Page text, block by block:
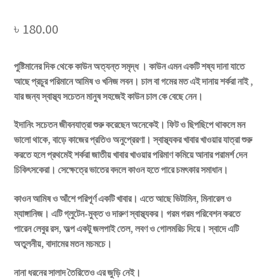
৳ 180.00
পুষ্টিমানের দিক থেকে কাউন অত্যন্ত সমৃদ্ধ । কাউন এমন একটি শষ্য দানা যাতে
আছে প্রচুর পরিমানে আমিষ ও খনিজ লবন। চাল বা গমের মত এই দানায় শর্করা নাই ,
যার জন্য স্বাস্থ্য সচেতন মানুষ সহজেই কাউন চাল কে বেছে নেন।
ইদানিং সচেতন জীবনযাত্রা শুরু করেছেন অনেকেই। ফিট ও ছিপছিপে থাকলে মন
ভালো থাকে, বাড়ে কাজের প্রতিও অনুপ্রেরণা। স্বাস্থ্যকর খাবার খাওয়ার যাত্রা শুরু
করতে হলে প্রথমেই শর্করা জাতীয় খাবার খাওয়ার পরিমাণ কমিয়ে আনার পরামর্শ দেন
চিকিৎসকেরা। সেক্ষেত্রে ভাতের বদলে কাওন হতে পারে চমৎকার সমাধান।
কাওন আমিষ ও আঁশে পরিপূর্ণ একটি খাবার। এতে আছে ভিটামিন, মিনারেল ও
ম্যাঙ্গানিজ। এটি গ্লুটেন-মুক্ত ও দারুণ স্বাস্থ্যকর। গরম গরম পরিবেশন করতে
পারেন লেবুর রস, অল্প একটু জলপাই তেল, লবণ ও গোলমরিচ দিয়ে। স্বাদে এটি
অতুলনীয়, বাদামের মতন মচমচে।
নানা ধরনের সালাদ তৈরিতেও এর জুড়ি নেই।